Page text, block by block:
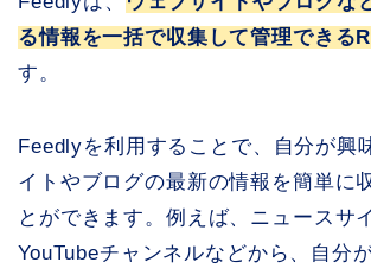
る情報を一括で収集して管理できる
す。
Feedlyを利用することで、自分が興
イトやブログの最新の情報を簡単に
とができます。例えば、ニュースサ
YouTubeチャンネルなどから、自分